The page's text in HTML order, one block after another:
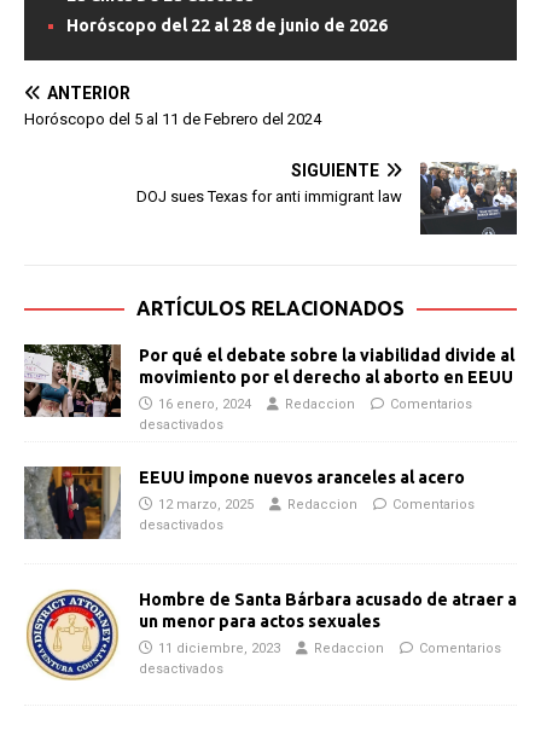
Horóscopo del 22 al 28 de junio de 2026
ANTERIOR
Horóscopo del 5 al 11 de Febrero del 2024
SIGUIENTE
DOJ sues Texas for anti immigrant law
ARTÍCULOS RELACIONADOS
Por qué el debate sobre la viabilidad divide al
movimiento por el derecho al aborto en EEUU
16 enero, 2024 Redaccion
Comentarios
desactivados
EEUU impone nuevos aranceles al acero
12 marzo, 2025 Redaccion
Comentarios
desactivados
Hombre de Santa Bárbara acusado de atraer a
un menor para actos sexuales
11 diciembre, 2023 Redaccion
Comentarios
desactivados